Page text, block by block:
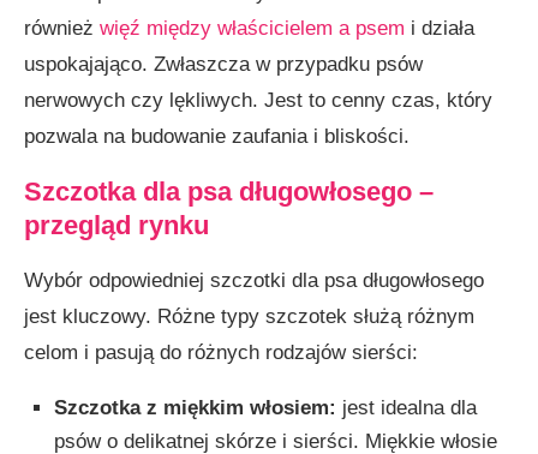
również więź między właścicielem a psem i działa
uspokajająco. Zwłaszcza w przypadku psów
nerwowych czy lękliwych. Jest to cenny czas, który
pozwala na budowanie zaufania i bliskości.
Szczotka dla psa długowłosego –
przegląd rynku
Wybór odpowiedniej szczotki dla psa długowłosego
jest kluczowy. Różne typy szczotek służą różnym
celom i pasują do różnych rodzajów sierści:
Szczotka z miękkim włosiem: jest idealna dla
psów o delikatnej skórze i sierści. Miękkie włosie